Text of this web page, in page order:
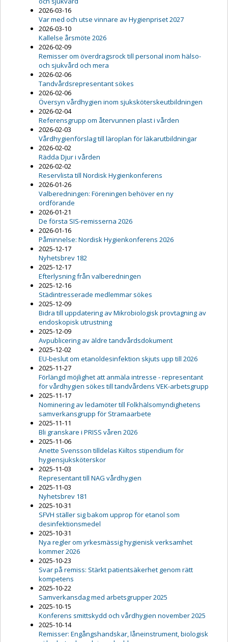
2026-03-16
Var med och utse vinnare av Hygienpriset 2027
2026-03-10
Kallelse årsmöte 2026
2026-02-09
Remisser om överdragsrock till personal inom hälso-
och sjukvård och mera
2026-02-06
Tandvårdsrepresentant sökes
2026-02-06
Översyn vårdhygien inom sjuksköterskeutbildningen
2026-02-04
Referensgrupp om återvunnen plast i vården
2026-02-03
Vårdhygienförslag till läroplan för läkarutbildningar
2026-02-02
Rädda Djur i vården
2026-02-02
Reservlista till Nordisk Hygienkonferens
2026-01-26
Valberedningen: Föreningen behöver en ny
ordförande
2026-01-21
De första SIS-remisserna 2026
2026-01-16
Påminnelse: Nordisk Hygienkonferens 2026
2025-12-17
Nyhetsbrev 182
2025-12-17
Efterlysning från valberedningen
2025-12-16
Städintresserade medlemmar sökes
2025-12-09
Bidra till uppdatering av Mikrobiologisk provtagning av
endoskopisk utrustning
2025-12-09
Avpublicering av äldre tandvårdsdokument
2025-12-02
EU-beslut om etanoldesinfektion skjuts upp till 2026
2025-11-27
Förlängd möjlighet att anmäla intresse - representant
för vårdhygien sökes till tandvårdens VEK-arbetsgrupp
2025-11-17
Nominering av ledamöter till Folkhälsomyndighetens
samverkansgrupp för Stramaarbete
2025-11-11
Bli granskare i PRISS våren 2026
2025-11-06
Anette Svensson tilldelas Kiiltos stipendium för
hygiensjuksköterskor
2025-11-03
Representant till NAG vårdhygien
2025-11-03
Nyhetsbrev 181
2025-10-31
SFVH ställer sig bakom upprop för etanol som
desinfektionsmedel
2025-10-31
Nya regler om yrkesmässig hygienisk verksamhet
kommer 2026
2025-10-23
Svar på remiss: Stärkt patientsäkerhet genom rätt
kompetens
2025-10-22
Samverkansdag med arbetsgrupper 2025
2025-10-15
Konferens smittskydd och vårdhygien november 2025
2025-10-14
Remisser: Engångshandskar, låneinstrument, biologisk